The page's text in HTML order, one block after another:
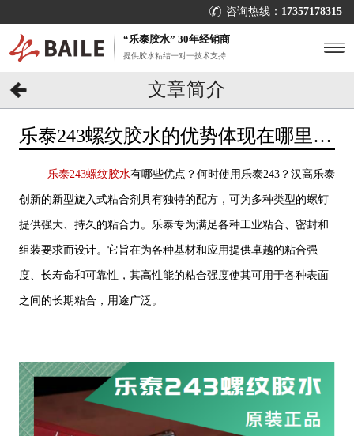
咨询热线： 17357178315
“乐泰胶水” 30年经销商
提供胶水粘结一对一技术支持
文章简介
乐泰243螺纹胶水的优势体现在哪里？
乐泰243螺纹胶水有哪些优点？何时使用乐泰243？汉高乐泰
创新的新型旋入式粘合剂具有独特的配方，可为多种类型的螺钉
提供强大、持久的粘合力。乐泰专为满足各种工业粘合、密封和
组装要求而设计。它旨在为各种基材和应用提供卓越的粘合强
度、长寿命和可靠性，其高性能的粘合强度使其可用于各种表面
之间的长期粘合，用途广泛。